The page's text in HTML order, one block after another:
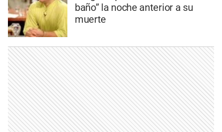
baño” la noche anterior a su
muerte